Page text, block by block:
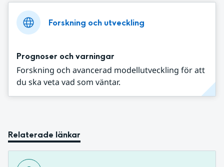
Forskning och utveckling
Prognoser och varningar
Forskning och avancerad modellutveckling för att
du ska veta vad som väntar.
Relaterade länkar